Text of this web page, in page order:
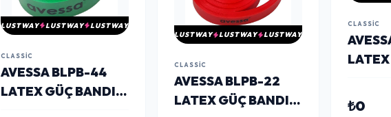
LUSTWAY LUSTWAY LUSTWAY
CLASSIC
AVESSA BLPB-44
LATEX GÜÇ BANDI
LUSTWAY LUSTWAY LUSTWAY
CLASSIC
AVESSA BLPB-22
LATEX GÜÇ BANDI
CLASSIC
₺0